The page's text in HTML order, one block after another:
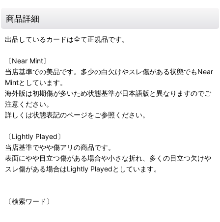
商品詳細
出品しているカードは全て正規品です。
〔Near Mint〕
当店基準での美品です。多少の白欠けやスレ傷がある状態でもNear
Mintとしています。
海外版は初期傷が多いため状態基準が日本語版と異なりますのでご
注意ください。
詳しくは状態表記のページをご参照ください。
〔Lightly Played〕
当店基準でやや傷アリの商品です。
表面にやや目立つ傷がある場合や小さな折れ、多くの目立つ欠けや
スレ傷がある場合はLightly Playedとしています。
〔検索ワード〕